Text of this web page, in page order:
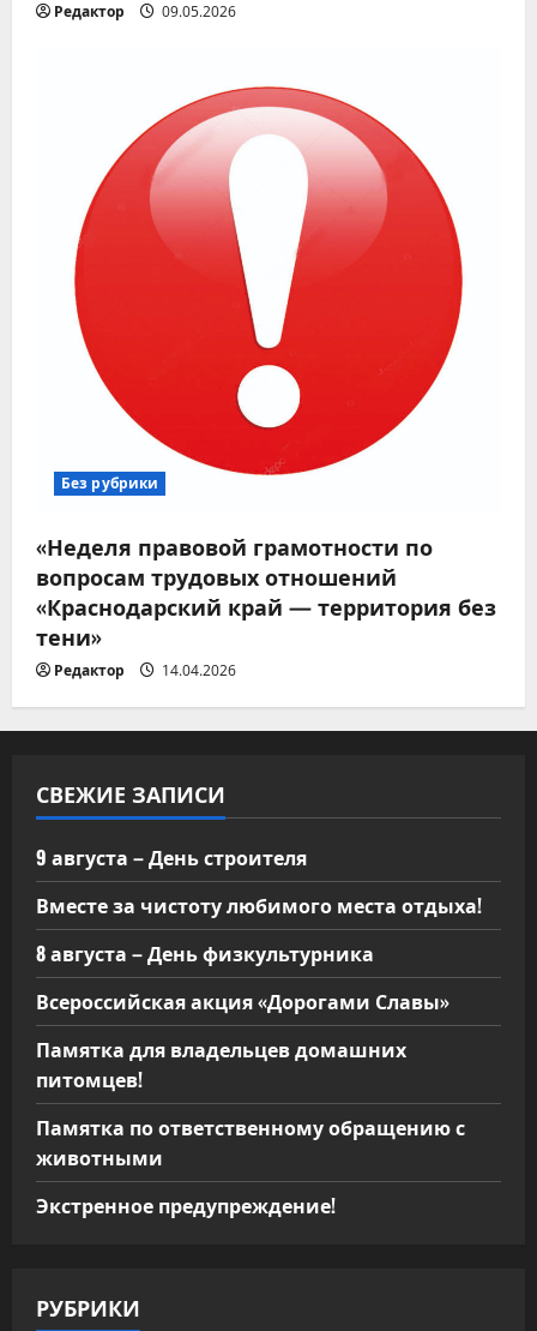
Редактор 09.05.2026
Без рубрики
«Неделя правовой грамотности по
вопросам трудовых отношений
«Краснодарский край — территория без
тени»
Редактор 14.04.2026
СВЕЖИЕ ЗАПИСИ
9 августа – День строителя
Вместе за чистоту любимого места отдыха!
8 августа – День физкультурника
Всероссийская акция «Дорогами Славы»
Памятка для владельцев домашних
питомцев!
Памятка по ответственному обращению с
животными
Экстренное предупреждение!
РУБРИКИ